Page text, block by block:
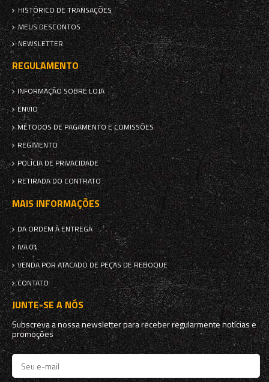
HISTÓRICO DE TRANSAÇÕES
MEUS DESCONTOS
NEWSLETTER
REGULAMENTO
INFORMAÇÃO SOBRE LOJA
ENVIO
MÉTODOS DE PAGAMENTO E COMISSÕES
REGIMENTO
POLÍCIA DE PRIVACIDADE
RETIRADA DO CONTRATO
MAIS INFORMAÇÕES
DA ORDEM À ENTREGA
IVA 0%
VENDA POR ATACADO DE PEÇAS DE REBOQUE
CONTATO
JUNTE-SE A NÓS
Subscreva a nossa newsletter para receber regularmente notícias e
promoções